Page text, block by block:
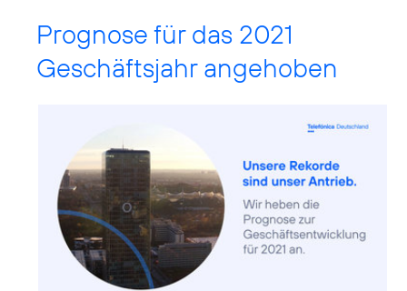
Prognose für das 2021
Geschäftsjahr angehoben